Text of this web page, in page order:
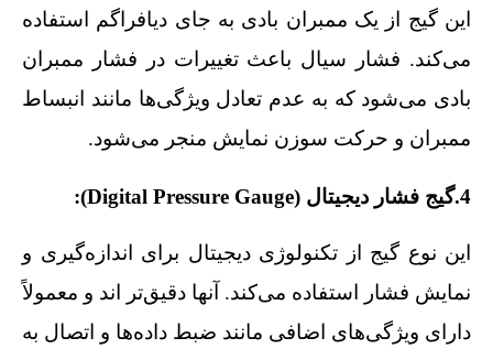
این گیج از یک ممبران بادی به جای دیافراگم استفاده
می‌کند. فشار سیال باعث تغییرات در فشار ممبران
بادی می‌شود که به عدم تعادل ویژگی‌ها مانند انبساط
ممبران و حرکت سوزن نمایش منجر می‌شود.
4.گیج فشار دیجیتال (Digital Pressure Gauge):
این نوع گیج از تکنولوژی دیجیتال برای اندازه‌گیری و
نمایش فشار استفاده می‌کند. آنها دقیق‌تر اند و معمولاً
دارای ویژگی‌های اضافی مانند ضبط داده‌ها و اتصال به